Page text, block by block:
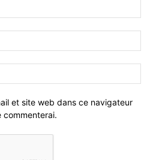
et site web dans ce navigateur
commenterai.